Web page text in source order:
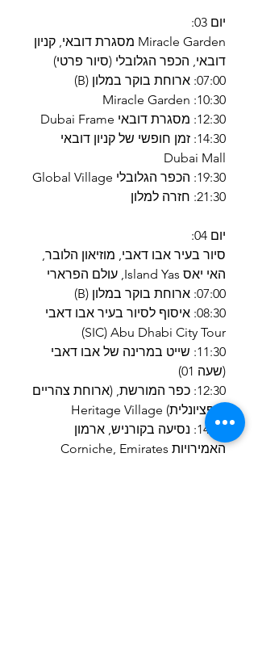
יום 03:
Miracle Garden מסגרת דובאי, קניון
דובאי, הכפר הגלובלי (סיור פרטי)
07:00: ארוחת בוקר במלון (B)
10:30: Miracle Garden
12:30: מסגרת דובאי Dubai Frame
14:30: זמן חופשי של קניון דובאי
Dubai Mall
19:30: הכפר הגלובלי Global Village
21:30: חזרה למלון
יום 04:
סיור בעיר אבו דאבי, מוזיאון הלובר,
האי יאס Island Yas, עולם הפרארי
07:00: ארוחת בוקר במלון (B)
08:30: איסוף לסיור בעיר אבו דאבי
SIC) Abu Dhabi City Tour)
11:30: שייט במרינה של אבו דאבי
(שעה 01)
12:30: כפר המורשת, (ארוחת צהריים
אופציונלית) Heritage Village
14:00: נסיעה בקורניש, ארמון
האמירויות Corniche, Emirates